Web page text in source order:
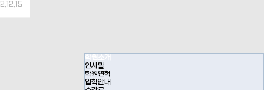
학원소개
인사말
학원연혁
입학안내